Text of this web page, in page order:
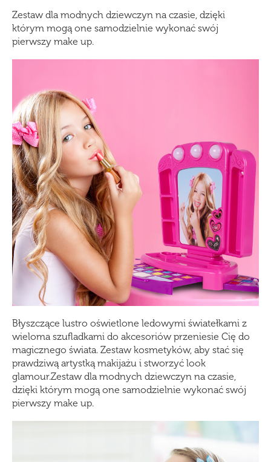
Zestaw dla modnych dziewczyn na czasie, dzięki
którym mogą one samodzielnie wykonać swój
pierwszy make up.
Błyszczące lustro oświetlone ledowymi światełkami z
wieloma szufladkami do akcesoriów przeniesie Cię do
magicznego świata. Zestaw kosmetyków, aby stać się
prawdziwą artystką makijażu i stworzyć look
glamour.Zestaw dla modnych dziewczyn na czasie,
dzięki którym mogą one samodzielnie wykonać swój
pierwszy make up.